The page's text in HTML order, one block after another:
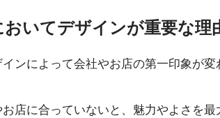
いてデザインが重要な理
ンによって会社やお店の第一印象が変
店に合っていないと、魅力やよさを